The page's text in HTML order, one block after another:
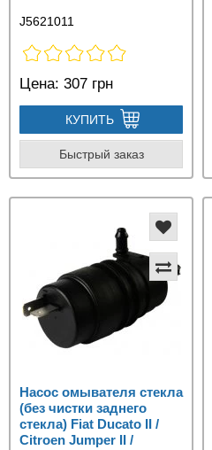
J5621011
Цена: 307 грн
КУПИТЬ
Быстрый заказ
Насос омывателя стекла
(без чистки заднего
стекла) Fiat Ducato II /
Citroen Jumper II /